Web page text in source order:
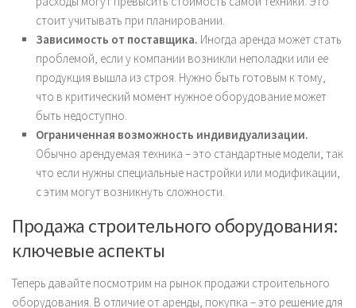
стоит учитывать при планировании.
Зависимость от поставщика. Иногда аренда может стать
проблемой, если у компании возникли неполадки или ее
продукция вышла из строя. Нужно быть готовым к тому,
что в критический момент нужное оборудование может
быть недоступно.
Ограниченная возможность индивидуализации.
Обычно арендуемая техника – это стандартные модели, так
что если нужны специальные настройки или модификации,
с этим могут возникнуть сложности.
Продажа строительного оборудования:
ключевые аспекты
Теперь давайте посмотрим на рынок продажи строительного
оборудования. В отличие от аренды, покупка – это решение для